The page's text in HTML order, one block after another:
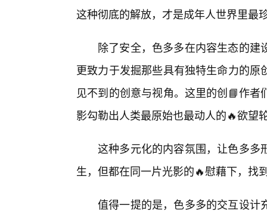
这种彻底的解放，才是成年人世界里最
除了安全，色多多在内容生态的
更致力于发掘那些具有独特生命力的
见不到的创意与视角。这里的创📘作
影勾勒出人类最原始也最动人的🔥欲望
这种多元化的内容氛围，让色多多
生，但都在同一片光影的🔥慰藉下，找
值得一提的是，色多多的交互设计